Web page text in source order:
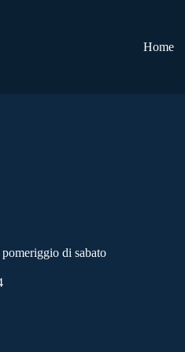
Home
di sabato